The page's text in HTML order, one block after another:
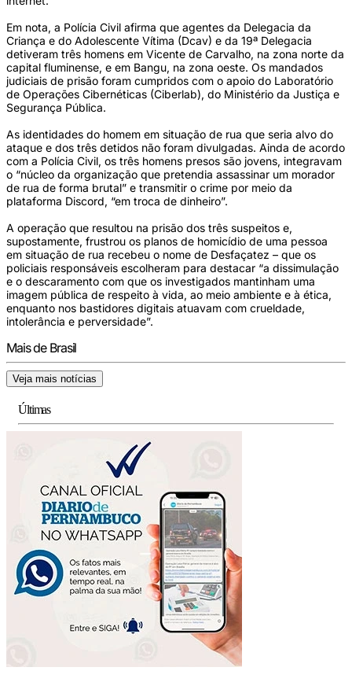
Em nota, a Polícia Civil afirma que agentes da Delegacia da
Criança e do Adolescente Vítima (Dcav) e da 19ª Delegacia
detiveram três homens em Vicente de Carvalho, na zona norte da
capital fluminense, e em Bangu, na zona oeste. Os mandados
judiciais de prisão foram cumpridos com o apoio do Laboratório
de Operações Cibernéticas (Ciberlab), do Ministério da Justiça e
Segurança Pública.
As identidades do homem em situação de rua que seria alvo do
ataque e dos três detidos não foram divulgadas. Ainda de acordo
com a Polícia Civil, os três homens presos são jovens, integravam
o “núcleo da organização que pretendia assassinar um morador
de rua de forma brutal” e transmitir o crime por meio da
plataforma Discord, “em troca de dinheiro”.
A operação que resultou na prisão dos três suspeitos e,
supostamente, frustrou os planos de homicídio de uma pessoa
em situação de rua recebeu o nome de Desfaçatez – que os
policiais responsáveis escolheram para destacar “a dissimulação
e o descaramento com que os investigados mantinham uma
imagem pública de respeito à vida, ao meio ambiente e à ética,
enquanto nos bastidores digitais atuavam com crueldade,
intolerância e perversidade”.
Mais de Brasil
Veja mais notícias
Últimas